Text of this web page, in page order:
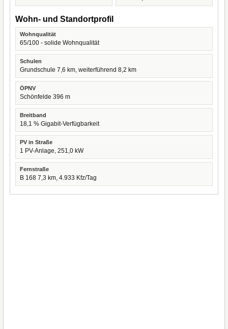
Wohn- und Standortprofil
Wohnqualität
65/100 - solide Wohnqualität
Schulen
Grundschule 7,6 km, weiterführend 8,2 km
ÖPNV
Schönfelde 396 m
Breitband
18,1 % Gigabit-Verfügbarkeit
PV in Straße
1 PV-Anlage, 251,0 kW
Fernstraße
B 168 7,3 km, 4.933 Kfz/Tag